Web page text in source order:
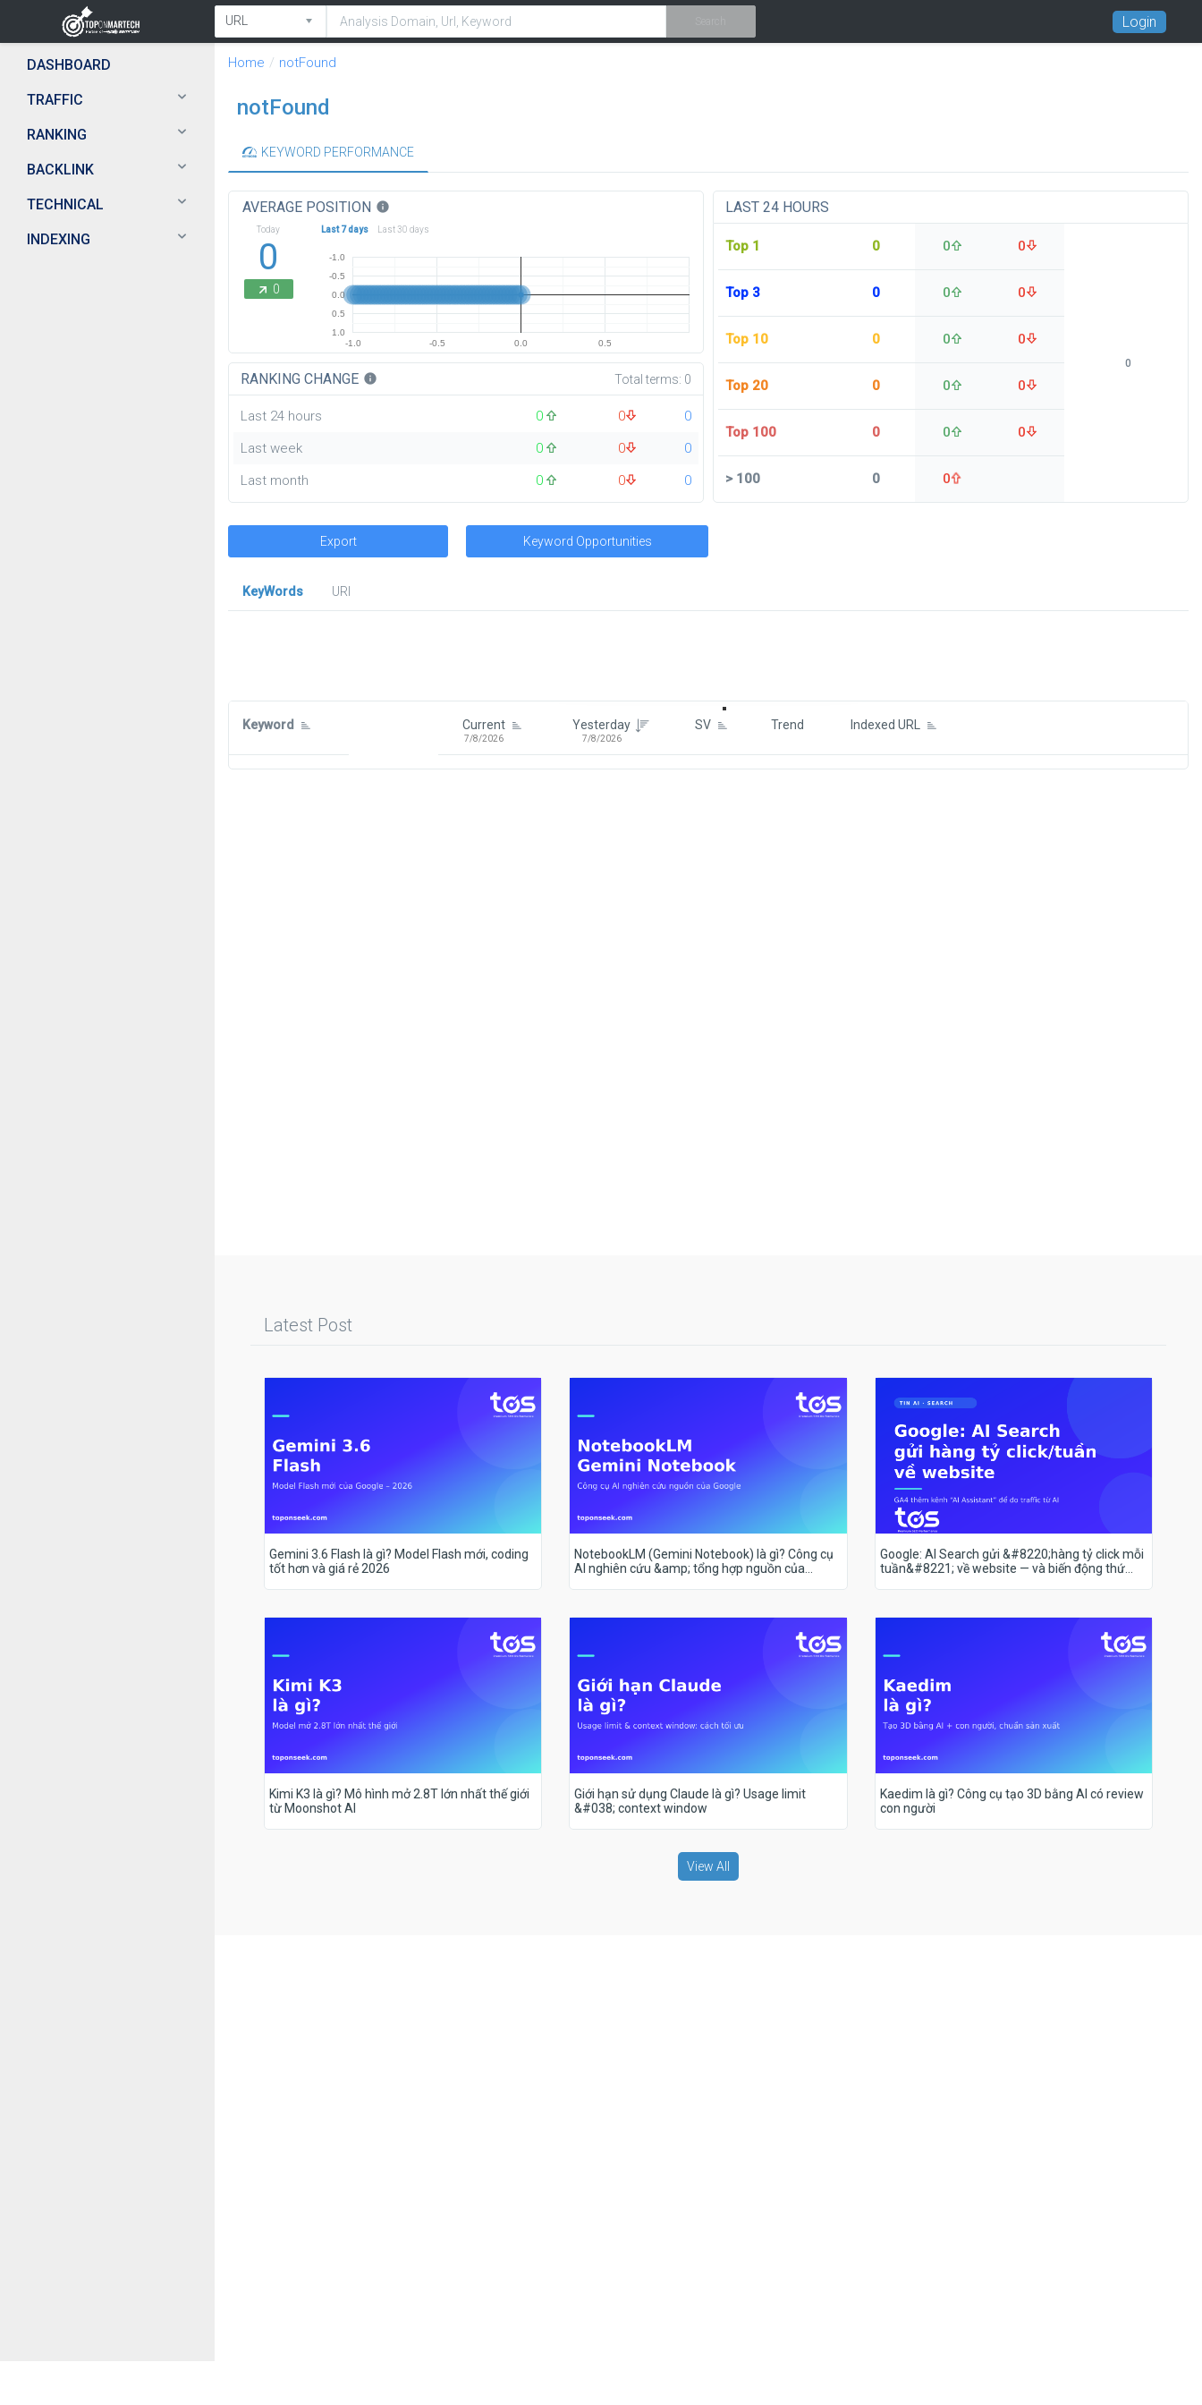
Login
DASHBOARD
TRAFFIC
RANKING
BACKLINK
TECHNICAL
INDEXING
Home notFound
notFound
KEYWORD PERFORMANCE
AVERAGE POSITION info
Today
0
0
Last 7 days Last 30 days
-1.0 -0.5 0.0 0.5
-1.0
-0.5
0.0
0.5
1.0
RANKING CHANGE info Total terms: 0
Last 24 hours 0 0
0
Last week
0 0
0
Last month
0 0 0
LAST 24 HOURS
Top 1 0 0 0
Top 3 0 0 0
Top 10 0 0 0
Top 20 0 0 0
Top 100 0 0 0
>100 0 0
0
Export Keyword Opportunities
KeyWords
URl
Keyword Current
7/8/2026
Yesterday
7/8/2026
SV Trend Indexed URL
Latest Post
Gemini 3.6 Flash là gì? Model Flash mới, coding
tốt hơn và giá rẻ 2026
NotebookLM (Gemini Notebook) là gì? Công cụ
AI nghiên cứu &amp; tổng hợp nguồn của
Google: AI Search gửi &#8220;hàng tỷ click mỗi
tuần&#8221; về website — và biến động thứ
Kimi K3 là gì? Mô hình mở 2.8T lớn nhất thế giới
từ Moonshot AI
Giới hạn sử dụng Claude là gì? Usage limit
&#038; context window
Kaedim là gì? Công cụ tạo 3D bằng AI có review
con người
View All